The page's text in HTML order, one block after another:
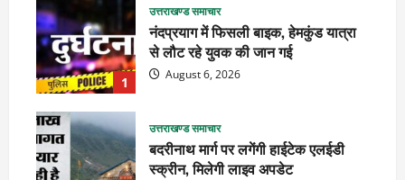
1
उत्तराखण्ड समाचार
नंदप्रयाग में फिसली बाइक, हेमकुंड यात्रा
से लौट रहे युवक की जान गई
August 6, 2026
उत्तराखण्ड समाचार
बदरीनाथ मार्ग पर लगेंगी हाईटेक एलईडी
स्क्रीन, मिलेगी लाइव अपडेट